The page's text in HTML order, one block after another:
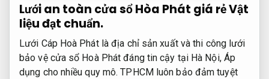
Lưới an toàn cửa sổ Hòa Phát giá rẻVật
liệu đạt chuẩn.
Lưới Cáp Hoà Phát là địa chỉ sản xuất và thi công lưới
bảo vệ cửa sổ Hoà Phát đáng tin cậy tại Hà Nội, Áp
dụng cho nhiều quy mô. TPHCM luôn bảo đảm tuyệt